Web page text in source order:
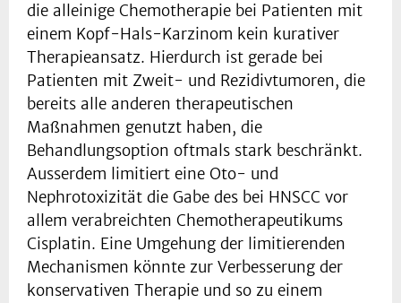
die alleinige Chemotherapie bei Patienten mit
einem Kopf-Hals-Karzinom kein kurativer
Therapieansatz. Hierdurch ist gerade bei
Patienten mit Zweit- und Rezidivtumoren, die
bereits alle anderen therapeutischen
Maßnahmen genutzt haben, die
Behandlungsoption oftmals stark beschränkt.
Ausserdem limitiert eine Oto- und
Nephrotoxizität die Gabe des bei HNSCC vor
allem verabreichten Chemotherapeutikums
Cisplatin. Eine Umgehung der limitierenden
Mechanismen könnte zur Verbesserung der
konservativen Therapie und so zu einem